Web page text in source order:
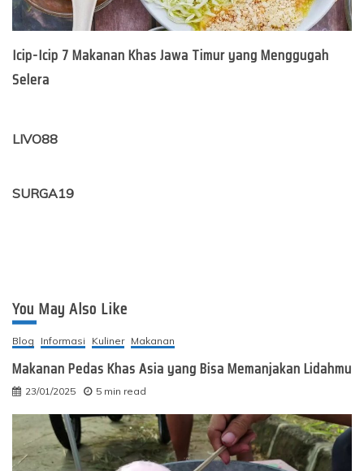
Icip-Icip 7 Makanan Khas Jawa Timur yang Menggugah
Selera
LIVO88
SURGA19
You May Also Like
Blog Informasi Kuliner Makanan
Makanan Pedas Khas Asia yang Bisa Memanjakan Lidahmu
23/01/2025 5 min read